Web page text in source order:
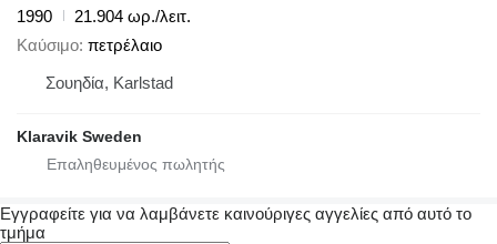
1990
21.904 ωρ./λειτ.
Καύσιμο πετρέλαιο
Σουηδία, Karlstad
Klaravik Sweden
Εγγραφείτε για να λαμβάνετε καινούριγες αγγελίες από αυτό το
τμήμα